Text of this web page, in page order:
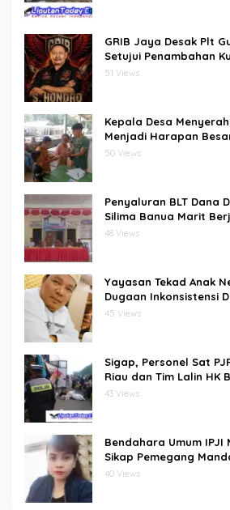
GRIB Jaya Desak Plt
Setujui Penambahan
Siswa Terancam Tak
51 Views
Kepala Desa
Menjadi Harapan
bawositora
50 Views
Penyaluran BLT Dana
Silima Banua Marit
48 Views
Yayasan Tekad Anak
Dugaan Inkonsistensi
Proses Pembebasan
45 Views
Sigap, Personel Sat
Riau dan Tim Lalin HK
Selamatkan Korban
43 Views
Bendahara Umum IPJI
Sikap Pemegang
40 Views